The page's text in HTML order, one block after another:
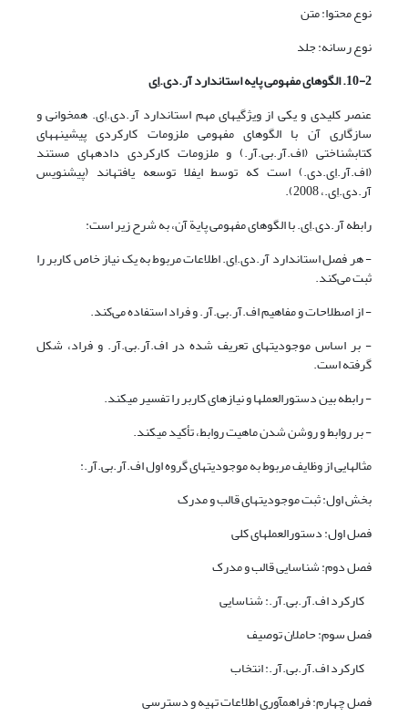
نوع محتوا: متن
نوع رسانه: جلد
10-2. الگوهای مفهومی پایه
استاندارد آر.دی.اِی
عنصر کلیدی و یکی از ویژگیهای مهم استاندارد آر.دی.اِی. همخوانی و
سازگاری آن با الگوهای مفهومی ملزومات کارکردی پیشینه­های
کتابشناختی (اف.آر.بی.آر.) و ملزومات کارکردی داده­های مستند
(اف.آر.اِی.دی.) است که توسط ایفلا توسعه یافته­اند (پیش­نویس
آر.دی.اِی.، 2008).
رابطه آر.دی.اِی. با الگوهای مفهومی پایة آن، به شرح زیر است:
- هر فصل استاندارد آر.دی.اِی. اطلاعات مربوط به یک نیاز خاص کاربر را
ثبت می‌کند.
- از اصطلاحات و مفاهیم اف.آر.بی.آر. و فراد استفاده می­‌کند.
- بر اساس موجودیتهای تعریف شده در اف.آر.بی.آر. و فراد، شکل
گرفته است.
- رابطه بین دستورالعملها و نیازهای کاربر را تفسیر می­کند.
- بر روابط و روشن شدن ماهیت روابط، تأکید می­کند.
مثالهایی از وظایف مربوط به موجودیتهای گروه اول اف.آر.بی.آر.:
بخش اول: ثبت موجودیتهای قالب و مدرک
فصل اول: دستورالعملهای کلی
فصل دوم: شناسایی قالب و مدرک
کارکرد اف.آر.بی.آر.: شناسایی
فصل سوم: حاملان توصیف
کارکرد اف.آر.بی.آر.: انتخاب
فصل چهارم: فراهم­آوری اطلاعات تهیه و دسترسی